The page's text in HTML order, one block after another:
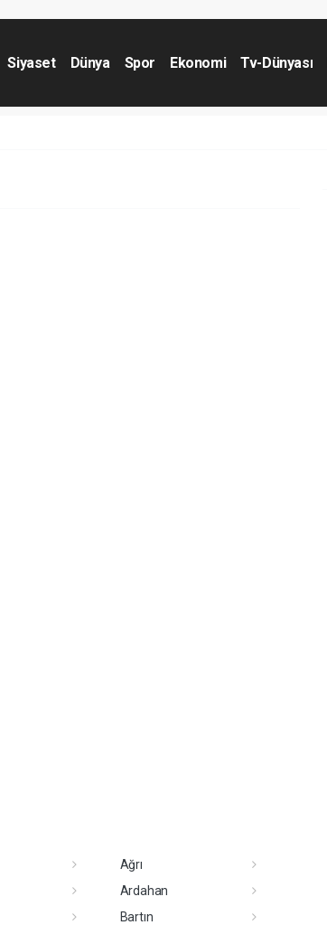
Siyaset Dünya Spor Ekonomi Tv-Dünyası
Ağrı
Ardahan
Bartın